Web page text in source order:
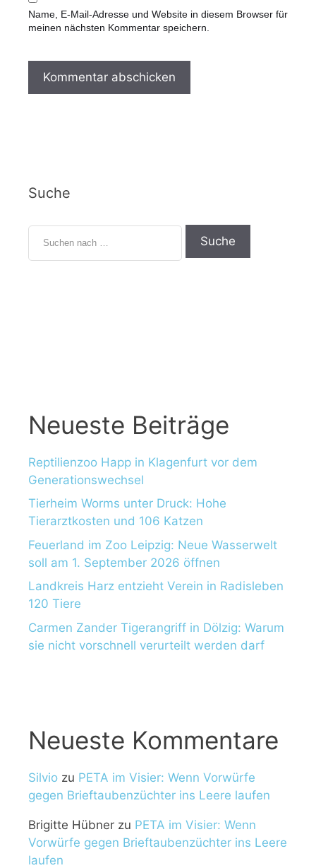
-
e
s
i
t
Name, E-Mail-Adresse und Website in diesem Browser für
meinen nächsten Kommentar speichern.
Suche
S
c
Neueste Beiträge
Reptilienzoo Happ in Klagenfurt vor dem
Generationswechsel
Tierheim Worms unter Druck: Hohe
Tierarztkosten und 106 Katzen
Feuerland im Zoo Leipzig: Neue Wasserwelt
soll am 1. September 2026 öffnen
Landkreis Harz entzieht Verein in Radisleben
120 Tiere
Carmen Zander Tigerangriff in Dölzig: Warum
sie nicht vorschnell verurteilt werden darf
Neueste Kommentare
Silvio zu PETA im Visier: Wenn Vorwürfe
gegen Brieftaubenzüchter ins Leere laufen
Brigitte Hübner zu PETA im Visier: Wenn
Vorwürfe gegen Brieftaubenzüchter ins Leere
laufen